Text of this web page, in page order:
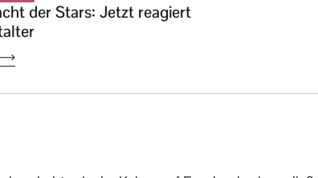
der Stars: Jetzt reagiert